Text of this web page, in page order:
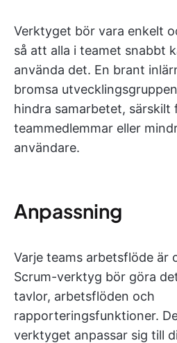
Verktyget bör vara enkelt
så att alla i teamet snabbt
använda det. En brant
bromsa
hindra samarbetet, särskilt
teammedlemmar eller
användare.
Anpassning
Varje teams arbetsflöde är
Scrum-verktyg bör göra
tavlor, arbetsflöden och
rapporteringsfunktioner.
verktyget anpassar sig till